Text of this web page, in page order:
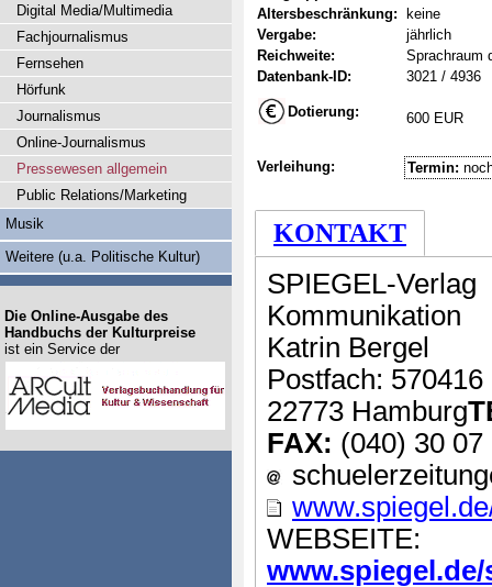
Altersbeschränkung:
keine
Vergabe:
jährlich
Reichweite:
Sprachraum
Datenbank-ID:
3021 / 4936
Dotierung: 600 EUR
Verleihung: Termin:
KONTAKT
SPIEGEL-Verlag
Kommunikation
Katrin Bergel
Postfach: 570416
22773 Hamburg
FAX: (040) 30 07
WEBSEITE:
Digital Media/Multimedia
Fachjournalismus
Fernsehen
Hörfunk
Journalismus
Online-Journalismus
Pressewesen allgemein
Public Relations/Marketing
Musik
Weitere (u.a. Politische Kultur)
Die Online-Ausgabe des
Handbuchs der Kulturpreise
ist ein Service der